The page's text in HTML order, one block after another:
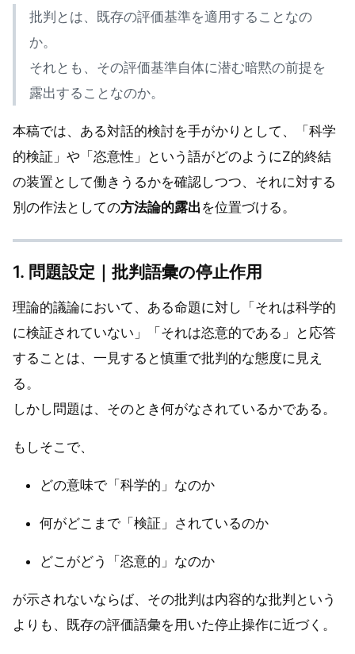
批判とは、既存の評価基準を適用することなの
か。
それとも、その評価基準自体に潜む暗黙の前提を
露出することなのか。
本稿では、ある対話的検討を手がかりとして、「科学
的検証」や「恣意性」という語がどのようにZ的終結
の装置として働きうるかを確認しつつ、それに対する
別の作法としての方法論的露出 を位置づける。
1. 問題設定｜批判語彙の停止作用
理論的議論において、ある命題に対し「それは科学的
に検証されていない」「それは恣意的である」と応答
することは、一見すると慎重で批判的な態度に見え
る。
しかし問題は、そのとき何がなされているかである。
もしそこで、
どの意味で「科学的」なのか
何がどこまで「検証」されているのか
どこがどう「恣意的」なのか
が示されないならば、その批判は内容的な批判という
よりも、既存の評価語彙を用いた停止操作に近づく。